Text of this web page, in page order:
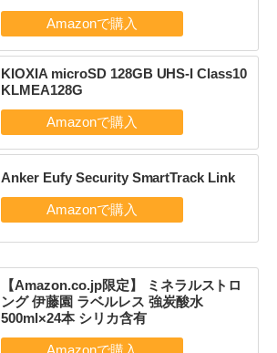
KIOXIA microSD 128GB UHS-I Class10
KLMEA128G
Anker Eufy Security SmartTrack Link
【Amazon.co.jp限定】 ミネラルストロ
ング 伊藤園 ラベルレス 強炭酸水
500ml×24本 シリカ含有